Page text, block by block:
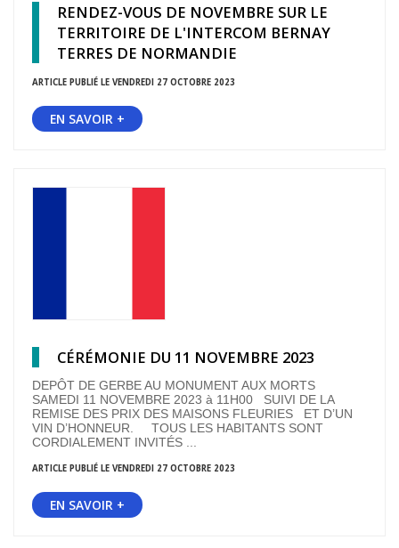
RENDEZ-VOUS DE NOVEMBRE SUR LE
TERRITOIRE DE L'INTERCOM BERNAY
TERRES DE NORMANDIE
ARTICLE PUBLIÉ LE VENDREDI 27 OCTOBRE 2023
EN SAVOIR +
CÉRÉMONIE DU 11 NOVEMBRE 2023
DEPÔT DE GERBE AU MONUMENT AUX MORTS
SAMEDI 11 NOVEMBRE 2023 à 11H00 SUIVI DE LA
REMISE DES PRIX DES MAISONS FLEURIES ET D’UN
VIN D’HONNEUR. TOUS LES HABITANTS SONT
CORDIALEMENT INVITÉS ...
ARTICLE PUBLIÉ LE VENDREDI 27 OCTOBRE 2023
EN SAVOIR +